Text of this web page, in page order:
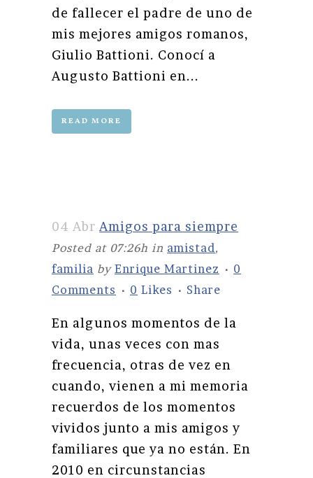
de fallecer el padre de uno de
mis mejores amigos romanos,
Giulio Battioni. Conocí a
Augusto Battioni en...
READ MORE
04 Abr Amigos para siempre
Posted at 07:26h in amistad,
familia by Enrique Martinez
0
Comments
0 Likes Share
En algunos momentos de la
vida, unas veces con mas
frecuencia, otras de vez en
cuando, vienen a mi memoria
recuerdos de los momentos
vividos junto a mis amigos y
familiares que ya no están. En
2010 en circunstancias